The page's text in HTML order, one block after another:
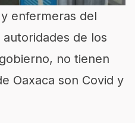
enfermeras del
autoridades de los
no tienen
Oaxaca son Covid y